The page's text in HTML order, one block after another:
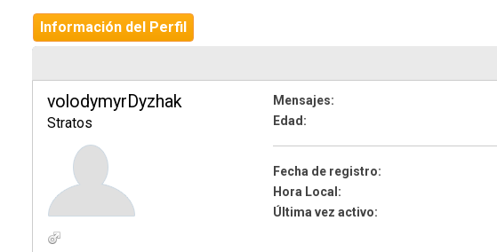
Información del Perfil
volodymyrDyzhak
Stratos
Mensajes:
Edad:
Fecha de registro:
Hora Local:
Última vez activo: